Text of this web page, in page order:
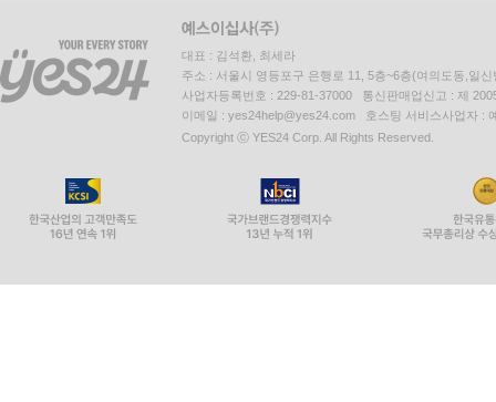
대표 : 김석환, 최세라
주소 : 서울시 영등포구 은행로 11, 5층~6층(여의도동,일신
사업자등록번호 : 229-81-37000 통신판매업신고 : 제
이메일 : yes24help@yes24.com 호스팅 서비스사업자 :
Copyright ⓒ YES24 Corp. All Rights Reserved.